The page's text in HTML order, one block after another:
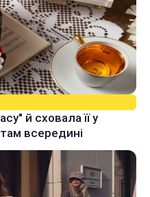
й сховала її у
всередині